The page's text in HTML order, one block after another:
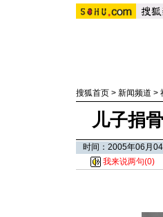
搜狐首页 > 新闻频道 >
儿子捐
时间：2005年06月
我来说两句(0)